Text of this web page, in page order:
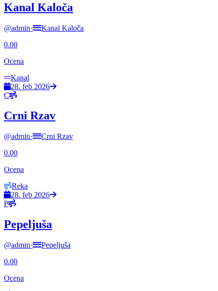
Kanal Kaloča
@admin·
Kanal Kaloča
0.00
Ocena
Kanal
28. feb 2026
C
Crni Rzav
@admin·
Crni Rzav
0.00
Ocena
Reka
28. feb 2026
P
Pepeljuša
@admin·
Pepeljuša
0.00
Ocena